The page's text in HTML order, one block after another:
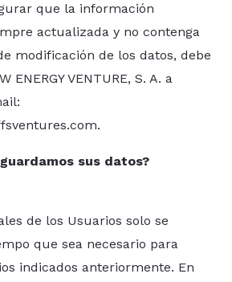
que la información
actualizada y no contenga
modificación de los datos, debe
ENERGY VENTURE, S. A. a
.
sus datos?
de los Usuarios solo se
que sea necesario para
indicados anteriormente. En